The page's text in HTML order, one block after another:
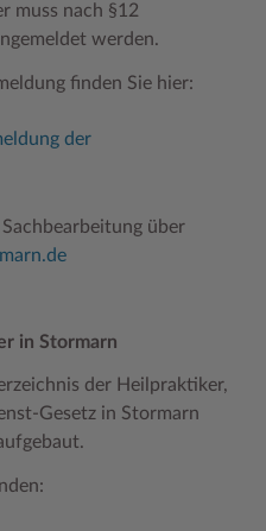
muss nach §12
werden.
finden Sie hier:
der
über
in Stormarn
der Heilpraktiker,
Gesetz in Stormarn